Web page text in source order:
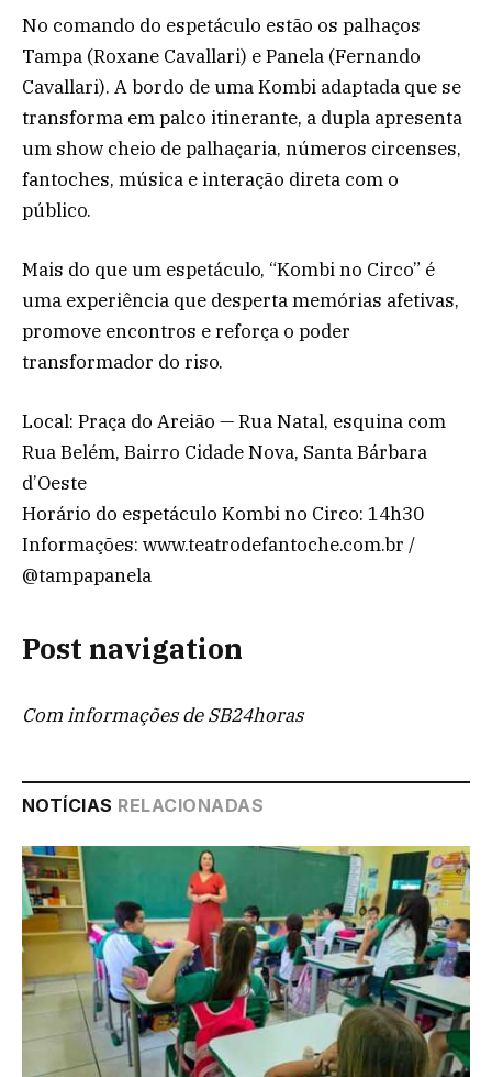
No comando do espetáculo estão os palhaços
Tampa (Roxane Cavallari) e Panela (Fernando
Cavallari). A bordo de uma Kombi adaptada que se
transforma em palco itinerante, a dupla apresenta
um show cheio de palhaçaria, números circenses,
fantoches, música e interação direta com o
público.
Mais do que um espetáculo, “Kombi no Circo” é
uma experiência que desperta memórias afetivas,
promove encontros e reforça o poder
transformador do riso.
Local: Praça do Areião — Rua Natal, esquina com
Rua Belém, Bairro Cidade Nova, Santa Bárbara
d’Oeste
Horário do espetáculo Kombi no Circo: 14h30
Informações: www.teatrodefantoche.com.br /
@tampapanela
Post navigation
Com informações de SB24horas
NOTÍCIAS RELACIONADAS